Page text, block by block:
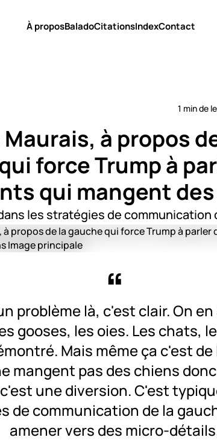
À proposBaladoCitationsIndexContact
1 min de
à propos
force Trump à
qui mangent
les stratégies de communication
problème là, c'est clair. On en
gooses, les oies. Les chats,
Mais même ça c'est
mangent pas des chiens
une diversion. C'est
de communication de la
amener vers des micro-